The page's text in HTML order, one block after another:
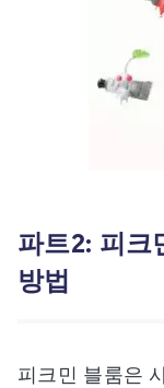
파트2: 피크
방법
피크민 블룸은